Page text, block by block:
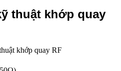
thuật khớp quay
khớp quay RF